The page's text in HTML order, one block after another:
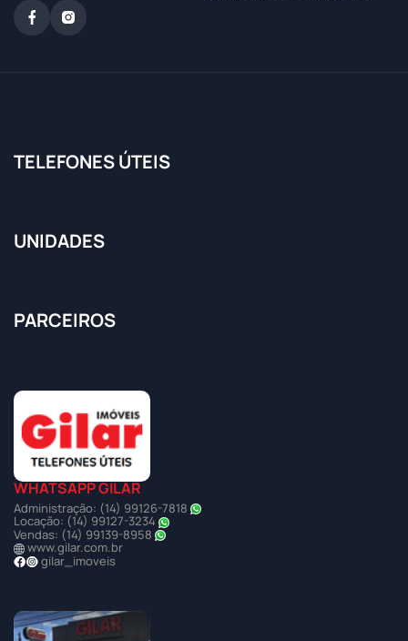
TELEFONES ÚTEIS
UNIDADES
PARCEIROS
WHATSAPP GILAR
Administração: (14) 99126-7818
Locação: (14) 99127-3234
Vendas: (14) 99139-8958
www.gilar.com.br
gilar_imoveis